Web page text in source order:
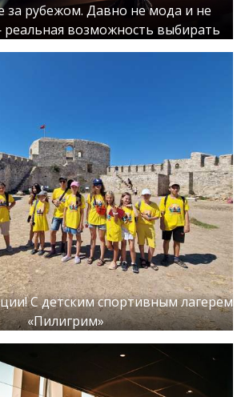
за рубежом. Давно не мода и не
возможность выбирать
С детским спортивным лагерем
«Пилигрим»